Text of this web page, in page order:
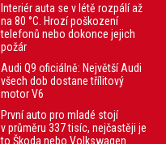
Interiér auta se v létě rozpálí až
na 80 °C. Hrozí poškození
telefonů nebo dokonce jejich
požár
Audi Q9 oficiálně: Největší Audi
všech dob dostane třílitový
motor V6
První auto pro mladé stojí
v průměru 337 tisíc, nejčastěji je
to Škoda nebo Volkswagen